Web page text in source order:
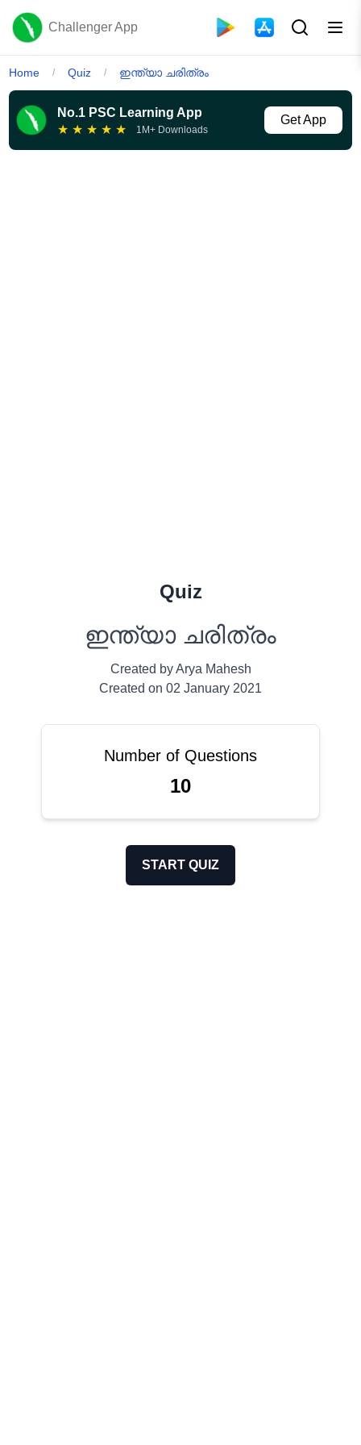
Challenger App
Home / Quiz / ഇന്ത്യാ ചരിത്രം
No.1 PSC Learning App
★ ★ ★ ★ ★ 1M+ Downloads
Get App
Quiz
ഇന്ത്യാ ചരിത്രം
Created byArya Mahesh
Created on 02 January 2021
Number of Questions
10
START QUIZ